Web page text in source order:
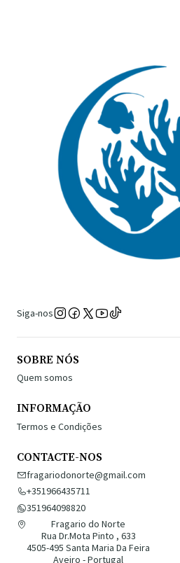
Siga-nos
SOBRE NÓS
Quem somos
INFORMAÇÃO
Termos e Condições
CONTACTE-NOS
fragariodonorte@gmail.com
+351966435711
351964098820
Fragario do Norte
Rua Dr.Mota Pinto , 633
4505-495 Santa Maria Da Feira
Aveiro - Portugal